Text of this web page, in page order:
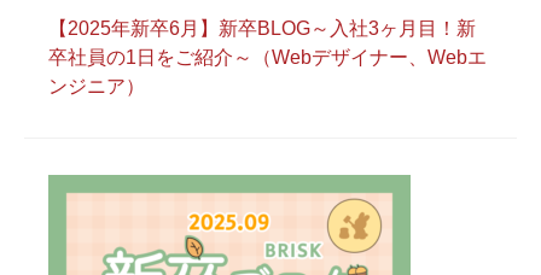
【2025年新卒6月】新卒BLOG～入社3ヶ月目！新
卒社員の1日をご紹介～（Webデザイナー、Webエ
ンジニア）